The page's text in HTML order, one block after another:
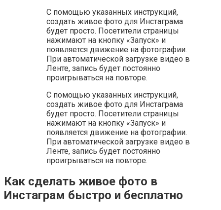
С помощью указанных инструкций,
создать живое фото для Инстаграма
будет просто. Посетители страницы
нажимают на кнопку «Запуск» и
появляется движение на фотографии.
При автоматической загрузке видео в
Ленте, запись будет постоянно
проигрываться на повторе.
С помощью указанных инструкций,
создать живое фото для Инстаграма
будет просто. Посетители страницы
нажимают на кнопку «Запуск» и
появляется движение на фотографии.
При автоматической загрузке видео в
Ленте, запись будет постоянно
проигрываться на повторе.
Как сделать живое фото в
Инстаграм быстро и бесплатно